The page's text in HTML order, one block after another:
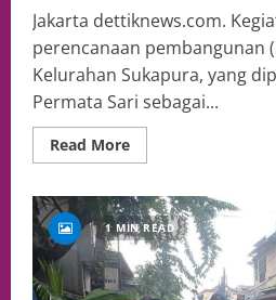
Jakarta dettiknews.com.
perencanaan pembangunan
Kelurahan Sukapura, yang
Permata Sari sebagai...
Read More
1 MIN READ